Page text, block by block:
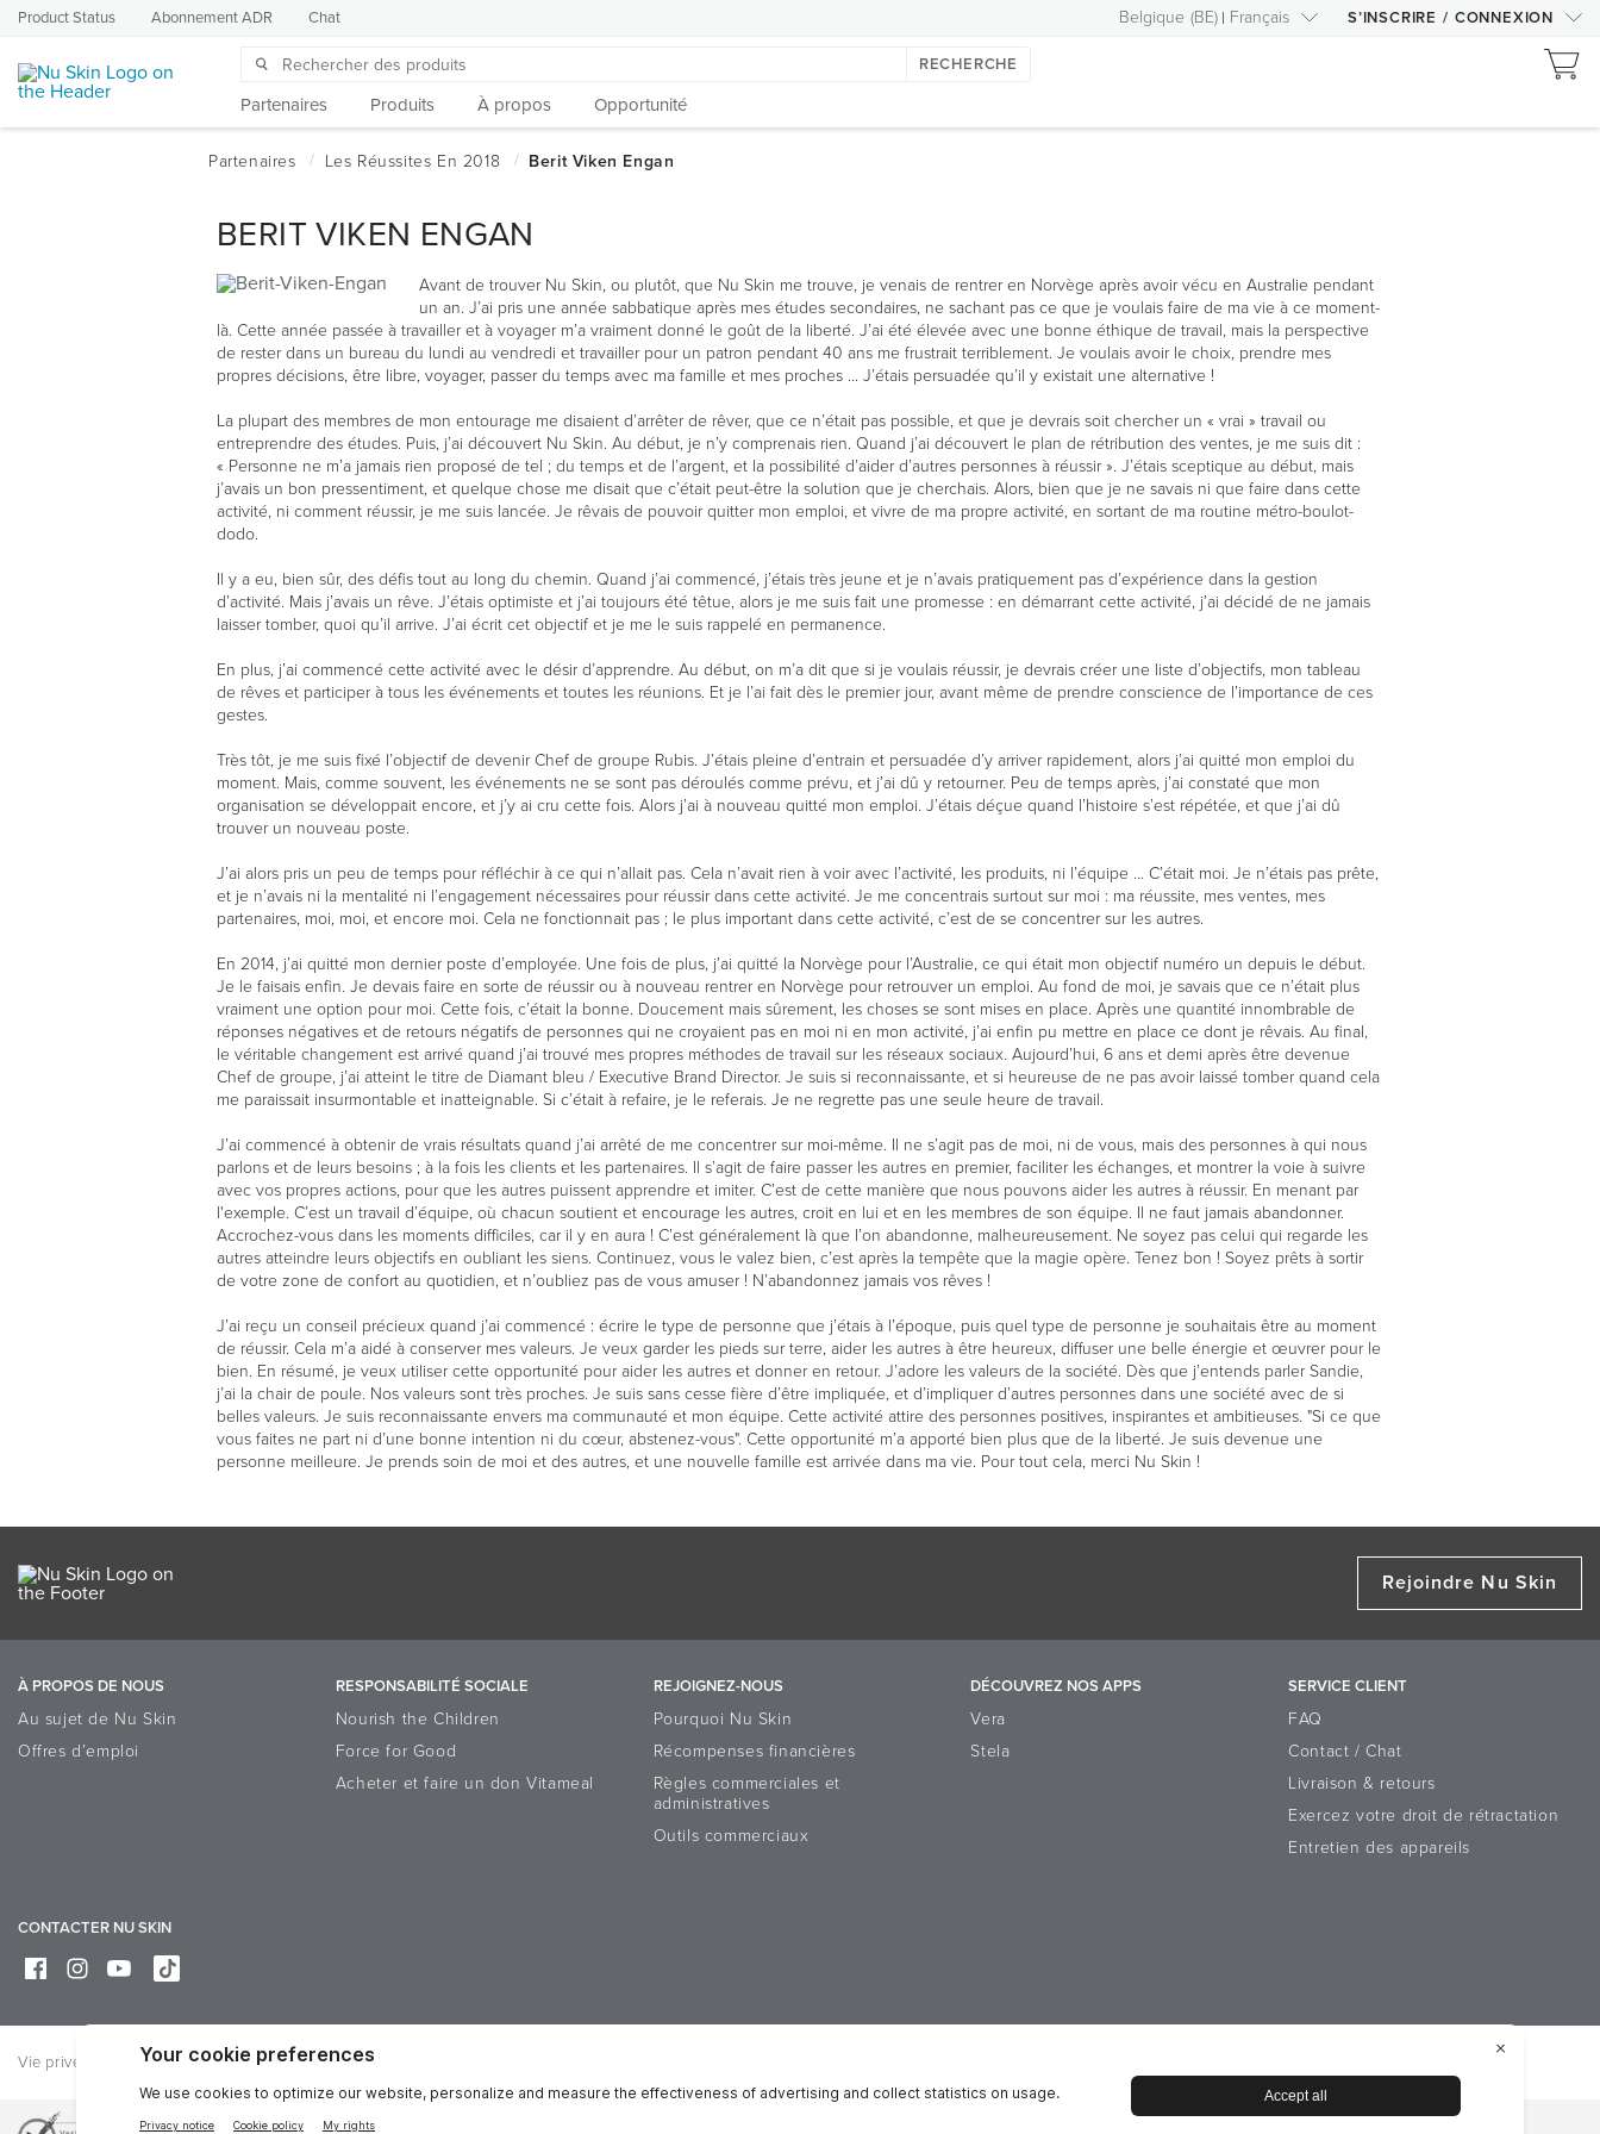
Product Status Abonnement ADR Chat Belgique (BE) Français S’INSCRIRE / CONNEXION
RECHERCHE
Partenaires Produits À propos Opportunité
BERIT VIKEN ENGAN
Avant de trouver Nu Skin, ou plutôt, que Nu Skin me trouve, je venais de rentrer en Norvège après avoir vécu en Australie pendant
un an. J’ai pris une année sabbatique après mes études secondaires, ne sachant pas ce que je voulais faire de ma vie à ce moment-
là. Cette année passée à travailler et à voyager m’a vraiment donné le goût de la liberté. J’ai été élevée avec une bonne éthique de travail, mais la perspective
de rester dans un bureau du lundi au vendredi et travailler pour un patron pendant 40 ans me frustrait terriblement. Je voulais avoir le choix, prendre mes
propres décisions, être libre, voyager, passer du temps avec ma famille et mes proches ... J’étais persuadée qu’il y existait une alternative !
La plupart des membres de mon entourage me disaient d’arrêter de rêver, que ce n’était pas possible, et que je devrais soit chercher un « vrai » travail ou
entreprendre des études. Puis, j’ai découvert Nu Skin. Au début, je n’y comprenais rien. Quand j’ai découvert le plan de rétribution des ventes, je me suis dit :
« Personne ne m’a jamais rien proposé de tel ; du temps et de l’argent, et la possibilité d’aider d’autres personnes à réussir ». J’étais sceptique au début, mais
j’avais un bon pressentiment, et quelque chose me disait que c’était peut-être la solution que je cherchais. Alors, bien que je ne savais ni que faire dans cette
activité, ni comment réussir, je me suis lancée. Je rêvais de pouvoir quitter mon emploi, et vivre de ma propre activité, en sortant de ma routine métro-boulot-
dodo.
Il y a eu, bien sûr, des défis tout au long du chemin. Quand j’ai commencé, j’étais très jeune et je n’avais pratiquement pas d’expérience dans la gestion
d’activité. Mais j’avais un rêve. J’étais optimiste et j’ai toujours été têtue, alors je me suis fait une promesse : en démarrant cette activité, j’ai décidé de ne jamais
laisser tomber, quoi qu’il arrive. J’ai écrit cet objectif et je me le suis rappelé en permanence.
En plus, j’ai commencé cette activité avec le désir d’apprendre. Au début, on m’a dit que si je voulais réussir, je devrais créer une liste d’objectifs, mon tableau
de rêves et participer à tous les événements et toutes les réunions. Et je l’ai fait dès le premier jour, avant même de prendre conscience de l’importance de ces
gestes.
Très tôt, je me suis fixé l’objectif de devenir Chef de groupe Rubis. J’étais pleine d’entrain et persuadée d’y arriver rapidement, alors j’ai quitté mon emploi du
moment. Mais, comme souvent, les événements ne se sont pas déroulés comme prévu, et j’ai dû y retourner. Peu de temps après, j’ai constaté que mon
organisation se développait encore, et j’y ai cru cette fois. Alors j’ai à nouveau quitté mon emploi. J’étais déçue quand l’histoire s’est répétée, et que j’ai dû
trouver un nouveau poste.
J’ai alors pris un peu de temps pour réfléchir à ce qui n’allait pas. Cela n’avait rien à voir avec l’activité, les produits, ni l’équipe ... C’était moi. Je n’étais pas prête,
et je n’avais ni la mentalité ni l’engagement nécessaires pour réussir dans cette activité. Je me concentrais surtout sur moi : ma réussite, mes ventes, mes
partenaires, moi, moi, et encore moi. Cela ne fonctionnait pas ; le plus important dans cette activité, c’est de se concentrer sur les autres.
En 2014, j’ai quitté mon dernier poste d’employée. Une fois de plus, j’ai quitté la Norvège pour l’Australie, ce qui était mon objectif numéro un depuis le début.
Je le faisais enfin. Je devais faire en sorte de réussir ou à nouveau rentrer en Norvège pour retrouver un emploi. Au fond de moi, je savais que ce n’était plus
vraiment une option pour moi. Cette fois, c’était la bonne. Doucement mais sûrement, les choses se sont mises en place. Après une quantité innombrable de
réponses négatives et de retours négatifs de personnes qui ne croyaient pas en moi ni en mon activité, j’ai enfin pu mettre en place ce dont je rêvais. Au final,
le véritable changement est arrivé quand j’ai trouvé mes propres méthodes de travail sur les réseaux sociaux. Aujourd’hui, 6 ans et demi après être devenue
Chef de groupe, j’ai atteint le titre de Diamant bleu / Executive Brand Director. Je suis si reconnaissante, et si heureuse de ne pas avoir laissé tomber quand cela
me paraissait insurmontable et inatteignable. Si c’était à refaire, je le referais. Je ne regrette pas une seule heure de travail.
J’ai commencé à obtenir de vrais résultats quand j’ai arrêté de me concentrer sur moi-même. Il ne s’agit pas de moi, ni de vous, mais des personnes à qui nous
parlons et de leurs besoins ; à la fois les clients et les partenaires. Il s’agit de faire passer les autres en premier, faciliter les échanges, et montrer la voie à suivre
avec vos propres actions, pour que les autres puissent apprendre et imiter. C’est de cette manière que nous pouvons aider les autres à réussir. En menant par
l'exemple. C’est un travail d’équipe, où chacun soutient et encourage les autres, croit en lui et en les membres de son équipe. Il ne faut jamais abandonner.
Accrochez-vous dans les moments difficiles, car il y en aura ! C’est généralement là que l’on abandonne, malheureusement. Ne soyez pas celui qui regarde les
autres atteindre leurs objectifs en oubliant les siens. Continuez, vous le valez bien, c’est après la tempête que la magie opère. Tenez bon ! Soyez prêts à sortir
de votre zone de confort au quotidien, et n’oubliez pas de vous amuser ! N’abandonnez jamais vos rêves !
J’ai reçu un conseil précieux quand j’ai commencé : écrire le type de personne que j’étais à l’époque, puis quel type de personne je souhaitais être au moment
de réussir. Cela m’a aidé à conserver mes valeurs. Je veux garder les pieds sur terre, aider les autres à être heureux, diffuser une belle énergie et œuvrer pour le
bien. En résumé, je veux utiliser cette opportunité pour aider les autres et donner en retour. J’adore les valeurs de la société. Dès que j’entends parler Sandie,
j’ai la chair de poule. Nos valeurs sont très proches. Je suis sans cesse fière d’être impliquée, et d’impliquer d’autres personnes dans une société avec de si
belles valeurs. Je suis reconnaissante envers ma communauté et mon équipe. Cette activité attire des personnes positives, inspirantes et ambitieuses. "Si ce que
vous faites ne part ni d’une bonne intention ni du cœur, abstenez-vous". Cette opportunité m’a apporté bien plus que de la liberté. Je suis devenue une
personne meilleure. Je prends soin de moi et des autres, et une nouvelle famille est arrivée dans ma vie. Pour tout cela, merci Nu Skin !
Rejoindre Nu Skin
À PROPOS DE NOUS
Au sujet de Nu Skin
Offres d’emploi
RESPONSABILITÉ SOCIALE
Nourish the Children
Force for Good
Acheter et faire un don Vitameal
REJOIGNEZ-NOUS
Pourquoi Nu Skin
Récompenses financières
Règles commerciales et
administratives
Outils commerciaux
DÉCOUVREZ NOS APPS
Vera
Stela
SERVICE CLIENT
FAQ
Contact / Chat
Livraison & retours
Exercez votre droit de rétractation
Entretien des appareils
CONTACTER NU SKIN
Vie privée Juridique Trademarks Online Dispute Resolution Platform